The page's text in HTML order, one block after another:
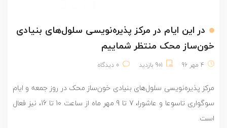
در این ایام در مرکز پذیره‌نویسی سلول‌های بنیادی
خون‌ساز محک منتظر شماییم
4 مهر 96 901 بازدید 0 دیدگاه
مرکز پذیره‌نویسی سلول‌های بنیادی خون‌ساز محک در روز جمعه و ایام
سوگواری تاسوعا و عاشورا، 7 تا 9 مهر ماه از ساعت 10 تا 16، نیز فعال
است.